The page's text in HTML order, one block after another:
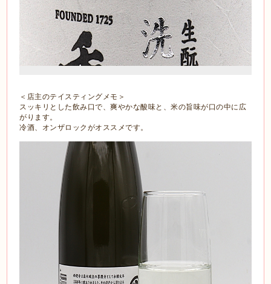
＜店主のテイスティングメモ＞
スッキリとした飲み口で、爽やかな酸味と、米の旨味が口の中に広
がります。
冷酒、オンザロックがオススメです。